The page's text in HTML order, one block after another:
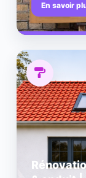
En savoir